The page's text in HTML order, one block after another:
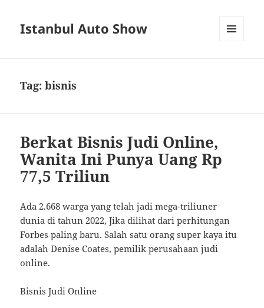
Istanbul Auto Show
Tag:bisnis
Berkat Bisnis Judi Online,
Wanita Ini Punya Uang Rp
77,5 Triliun
Ada 2.668 warga yang telah jadi mega-triliuner
dunia di tahun 2022, Jika dilihat dari perhitungan
Forbes paling baru. Salah satu orang super kaya itu
adalah Denise Coates, pemilik perusahaan judi
online.
Bisnis Judi Online